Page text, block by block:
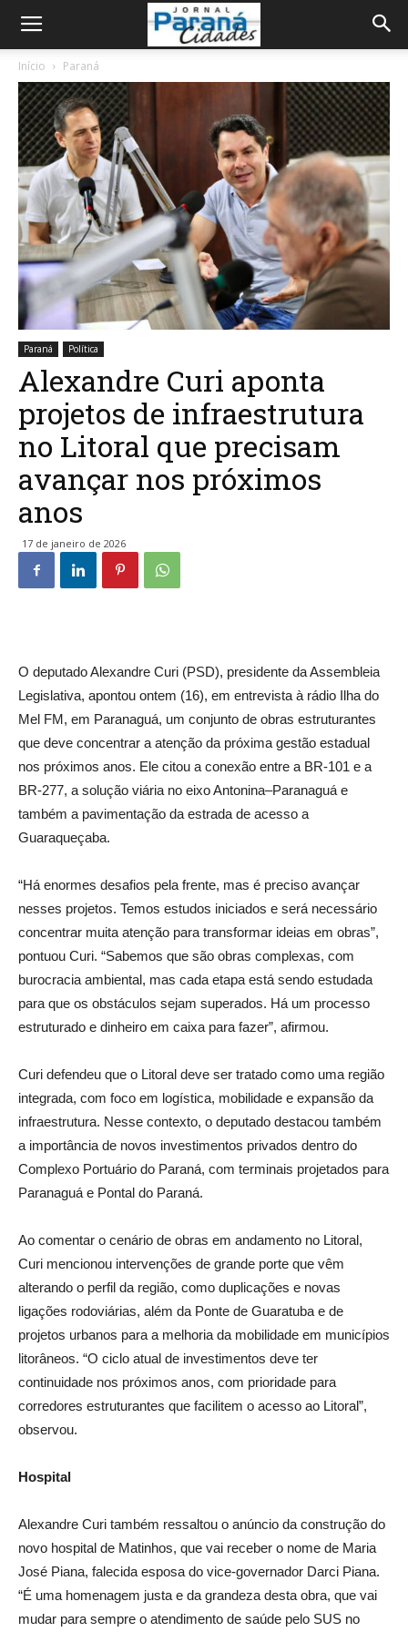
Início Paraná
Paraná Política
Alexandre Curi aponta
projetos de infraestrutura
no Litoral que precisam
avançar nos próximos
anos
17 de janeiro de 2026
O deputado Alexandre Curi (PSD), presidente da Assembleia
Legislativa, apontou ontem (16), em entrevista à rádio Ilha do
Mel FM, em Paranaguá, um conjunto de obras estruturantes
que deve concentrar a atenção da próxima gestão estadual
nos próximos anos. Ele citou a conexão entre a BR-101 e a
BR-277, a solução viária no eixo Antonina–Paranaguá e
também a pavimentação da estrada de acesso a
Guaraqueçaba.
“Há enormes desafios pela frente, mas é preciso avançar
nesses projetos. Temos estudos iniciados e será necessário
concentrar muita atenção para transformar ideias em obras”,
pontuou Curi. “Sabemos que são obras complexas, com
burocracia ambiental, mas cada etapa está sendo estudada
para que os obstáculos sejam superados. Há um processo
estruturado e dinheiro em caixa para fazer”, afirmou.
Curi defendeu que o Litoral deve ser tratado como uma região
integrada, com foco em logística, mobilidade e expansão da
infraestrutura. Nesse contexto, o deputado destacou também
a importância de novos investimentos privados dentro do
Complexo Portuário do Paraná, com terminais projetados para
Paranaguá e Pontal do Paraná.
Ao comentar o cenário de obras em andamento no Litoral,
Curi mencionou intervenções de grande porte que vêm
alterando o perfil da região, como duplicações e novas
ligações rodoviárias, além da Ponte de Guaratuba e de
projetos urbanos para a melhoria da mobilidade em municípios
litorâneos. “O ciclo atual de investimentos deve ter
continuidade nos próximos anos, com prioridade para
corredores estruturantes que facilitem o acesso ao Litoral”,
observou.
Hospital
Alexandre Curi também ressaltou o anúncio da construção do
novo hospital de Matinhos, que vai receber o nome de Maria
José Piana, falecida esposa do vice-governador Darci Piana.
“É uma homenagem justa e da grandeza desta obra, que vai
mudar para sempre o atendimento de saúde pelo SUS no